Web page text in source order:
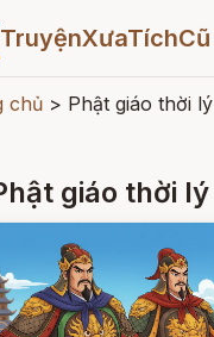
TruyệnXưaTíchCũ
chủ > Phật giáo thời lý
giáo thời lý